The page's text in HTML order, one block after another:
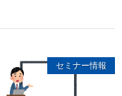
セミナー情報